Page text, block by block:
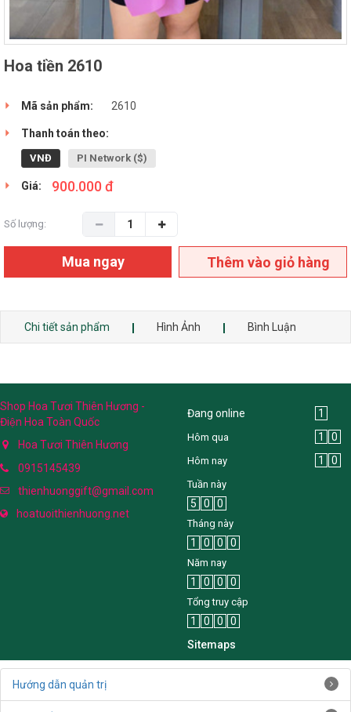
Hoa tiền 2610
Mã sản phẩm: 2610
Thanh toán theo:
VNĐ PI Network ($)
Giá: 900.000 đ
Số lượng:
Mua ngay Thêm vào giỏ hàng
Chi tiết sản phẩm Hình Ảnh Bình Luận
Shop Hoa Tươi Thiên Hương -
Điện Hoa Toàn Quốc
Hoa Tươi Thiên Hương
0915145439
thienhuonggift@gmail.com
hoatuoithienhuong.net
Đang online 1
Hôm qua 1 0
Hôm nay 1 0
Tuần này
5 0 0
Tháng này
1 0 0 0
Năm nay
1 0 0 0
Tổng truy cập
1 0 0
0
Sitemaps
Hướng dẫn quản trị